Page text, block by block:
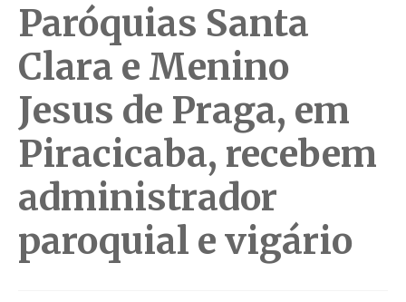
Paróquias Santa
Clara e Menino
Jesus de Praga, em
Piracicaba, recebem
administrador
paroquial e vigário